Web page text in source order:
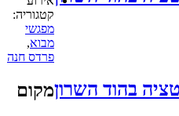
בהוד השרון
קטגוריה:
מפגשי
מבוא,
פרדס חנה
מקום